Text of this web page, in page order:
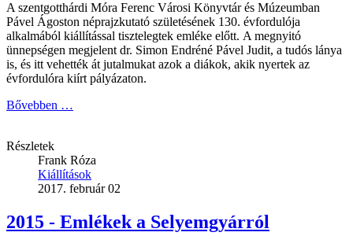
A szentgotthárdi Móra Ferenc Városi Könyvtár és Múzeumban
Pável Ágoston néprajzkutató születésének 130. évfordulója
alkalmából kiállítással tisztelegtek emléke előtt. A megnyitó
ünnepségen megjelent dr. Simon Endréné Pável Judit, a tudós lánya
is, és itt vehették át jutalmukat azok a diákok, akik nyertek az
évfordulóra kiírt pályázaton.
Bővebben …
Részletek
Frank Róza
Kiállítások
2017. február 02
2015 - Emlékek a Selyemgyárról